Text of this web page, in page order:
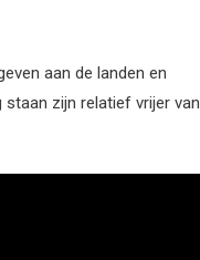
aan de landen en
staan zijn relatief vrijer van